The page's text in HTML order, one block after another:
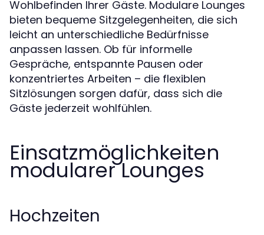
Wohlbefinden Ihrer Gäste. Modulare Lounges
bieten bequeme Sitzgelegenheiten, die sich
leicht an unterschiedliche Bedürfnisse
anpassen lassen. Ob für informelle
Gespräche, entspannte Pausen oder
konzentriertes Arbeiten – die flexiblen
Sitzlösungen sorgen dafür, dass sich die
Gäste jederzeit wohlfühlen.
Einsatzmöglichkeiten
modularer Lounges
Hochzeiten